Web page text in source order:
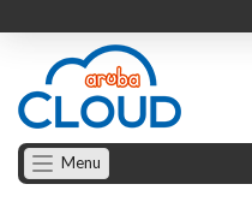
Menu